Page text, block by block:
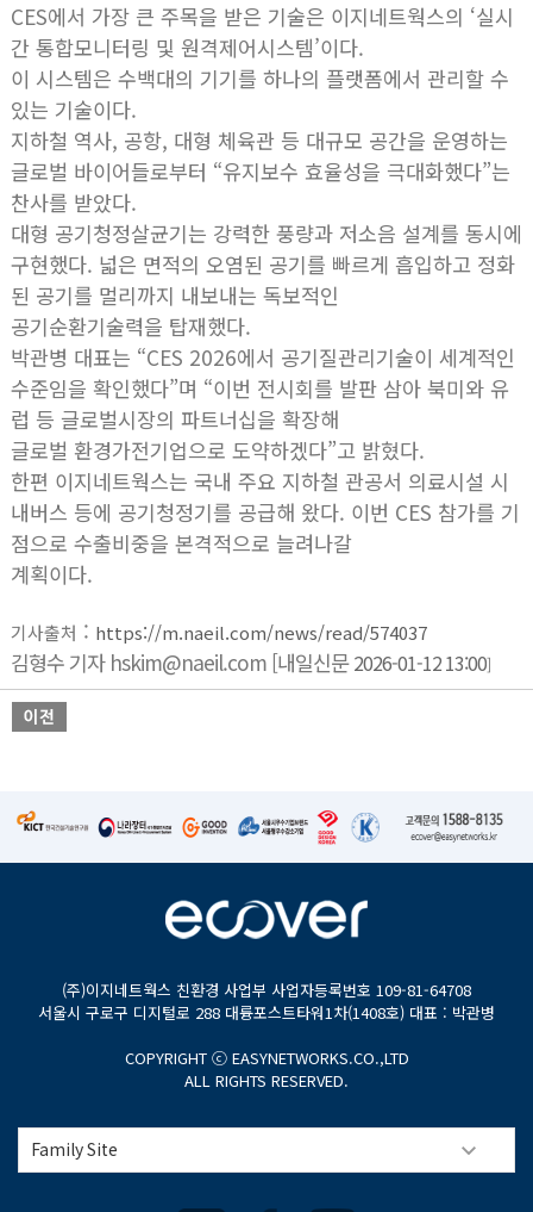
CES에서 가장 큰 주목을 받은 기술은 이지네트웍스의 ‘실시
간 통합모니터링 및 원격제어시스템’이다.
이 시스템은 수백대의 기기를 하나의 플랫폼에서 관리할 수
있는 기술이다.
지하철 역사, 공항, 대형 체육관 등 대규모 공간을 운영하는
글로벌 바이어들로부터 “유지보수 효율성을 극대화했다”는
찬사를 받았다.
대형 공기청정살균기는 강력한 풍량과 저소음 설계를 동시에
구현했다. 넓은 면적의 오염된 공기를 빠르게 흡입하고 정화
된 공기를 멀리까지 내보내는 독보적인
공기순환기술력을 탑재했다.
박관병 대표는 “CES 2026에서 공기질관리기술이 세계적인
수준임을 확인했다”며 “이번 전시회를 발판 삼아 북미와 유
럽 등 글로벌시장의 파트너십을 확장해
글로벌 환경가전기업으로 도약하겠다”고 밝혔다.
한편 이지네트웍스는 국내 주요 지하철 관공서 의료시설 시
내버스 등에 공기청정기를 공급해 왔다. 이번 CES 참가를 기
점으로 수출비중을 본격적으로 늘려나갈
계획이다.
기사출처 : https://m.naeil.com/news/read/574037
김형수 기자 hskim@naeil.com [내일신문2026-01-12 13:00]
(주)이지네트웍스 친환경 사업부 사업자등록번호 109-81-64708
서울시 구로구 디지털로 288 대륭포스트타워1차(1408호) 대표 : 박관병
COPYRIGHT ⓒ EASYNETWORKS.CO.,LTD
ALL RIGHTS RESERVED.
Family Site